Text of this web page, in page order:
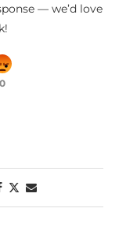
— we’d love
0